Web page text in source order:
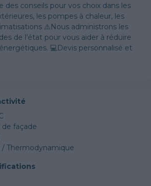
des conseils pour vos choix dans les
les pompes à chaleur, les
⚠️Nous administrons les
de l’état pour vous aider à réduire
💻Devis personnalisé et
façade
/ Thermodynamique